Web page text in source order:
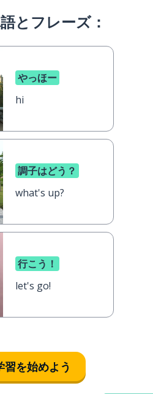
とフレーズ：
やっほー
hi
調子はどう？
what's up?
行こう！
let's go!
習を始めよう